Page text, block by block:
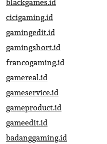
cicigaming.id
gamingedit.id
gamingshort.id
francogaming.id
gamereal.id
gameservice.id
gameproduct.id
gameedit.id
badanggaming.id